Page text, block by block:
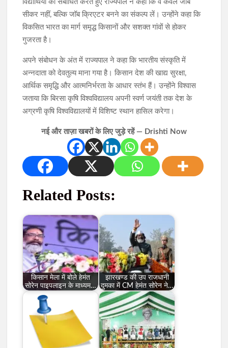
विद्यार्थियों को संबोधित करते हुए राज्यपाल ने कहा कि वे केवल जॉब
सीकर नहीं, बल्कि जॉब क्रिएटर बनने का संकल्प लें। उन्होंने कहा कि
विकसित भारत का मार्ग समृद्ध किसानों और सशक्त गांवों से होकर
गुजरता है।
अपने संबोधन के अंत में राज्यपाल ने कहा कि भारतीय संस्कृति में
अन्नदाता को देवतुल्य माना गया है। किसान देश की खाद्य सुरक्षा,
आर्थिक समृद्धि और आत्मनिर्भरता के आधार स्तंभ हैं। उन्होंने विश्वास
जताया कि बिरसा कृषि विश्वविद्यालय अपनी स्वर्ण जयंती तक देश के
अग्रणी कृषि विश्वविद्यालयों में विशिष्ट स्थान हासिल करेगा।
नई और ताज़ा खबरों के लिए जुड़े रहें — Drishti Now
Related Posts:
किसान मेला में बोले हेमंत
सोरेन पाइपलाइन के माध्यम…
झारखण्ड की उप राजधानी
दुमका में CM हेमंत सोरेन ने…